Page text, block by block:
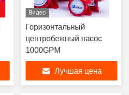
Видео
Горизонтальный
центробежный насос
1000GPM
Лучшая цена